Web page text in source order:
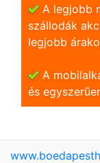
A legjobb
szállodák
legjobb
A
és